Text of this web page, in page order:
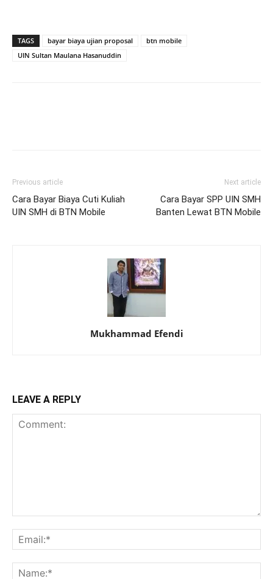
TAGS bayar biaya ujian proposal
btn mobile
UIN Sultan Maulana Hasanuddin
Previous article
Cara Bayar Biaya Cuti Kuliah
UIN SMH di BTN Mobile
Next article
Cara Bayar SPP UIN SMH
Banten Lewat BTN Mobile
Mukhammad Efendi
LEAVE A REPLY